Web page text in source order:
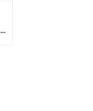
A SUA CASA AQUECE DEMASIADO NO VERÃO? HÁ ERROS QUE QUASE TODA A GENTE COMETE